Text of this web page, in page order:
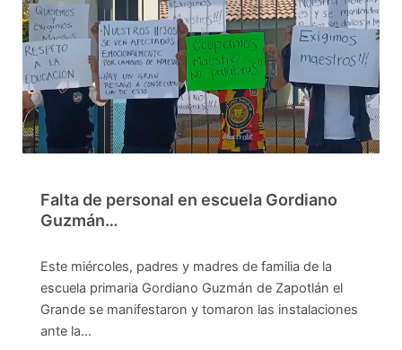
Falta de personal en escuela Gordiano
Guzmán…
Este miércoles, padres y madres de familia de la
escuela primaria Gordiano Guzmán de Zapotlán el
Grande se manifestaron y tomaron las instalaciones
ante la…